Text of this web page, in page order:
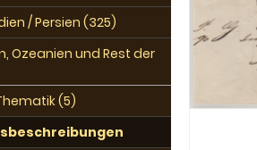
/ Persien (325)
Ozeanien und Rest der
(5)